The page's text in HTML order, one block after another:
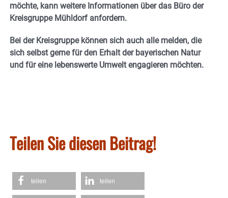
möchte, kann weitere Informationen über das Büro der
Kreisgruppe Mühldorf anfordern.
Bei der Kreisgruppe können sich auch alle melden, die
sich selbst gerne für den Erhalt der bayerischen Natur
und für eine lebenswerte Umwelt engagieren möchten.
Teilen Sie diesen Beitrag!
teilen teilen